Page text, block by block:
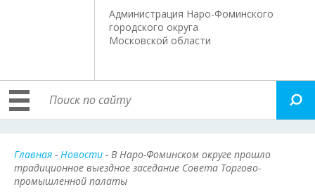
Администрация Наро-Фоминского
городского округа
Московской области
Главная - Новости - В Наро-Фоминском округе прошло
традиционное выездное заседание Совета Торгово-
промышленной палаты